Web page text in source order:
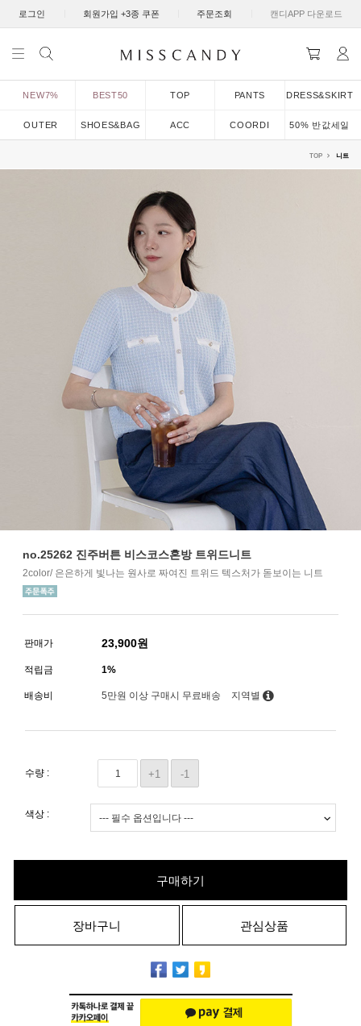
로그인 회원가입 +3종 쿠폰 주문조회 캔디APP 다운로드
NEW7% BEST50 TOP PANTS DRESS&SKIRT
OUTER SHOES&BAG ACC COORDI 50% 반값세일
TOP 니트
no.25262 진주버튼 비스코스혼방 트위드니트
2color/ 은은하게 빛나는 원사로 짜여진 트위드 텍스처가 돋보이는 니트
판매가 23,900원
적립금 1%
배송비 5만원 이상 구매시 무료배송 지역별
수량 : +1 -1
색상 :
구매하기
장바구니 관심상품